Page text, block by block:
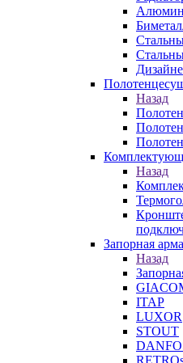
Назад
Назад
Запорная
Назад
ITAP
LUXOR
STOUT